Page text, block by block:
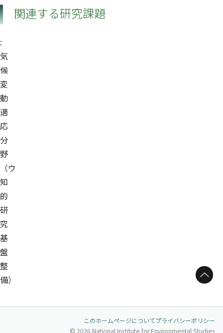
関連する研究課題
:
気
候
変
動
適
応
分
野
（ウ
知
的
研
究
基
盤
整
備）
ページトップへ
このホームページについてプライバシーポリシー
© 2026 National Institute for Environmental Studies